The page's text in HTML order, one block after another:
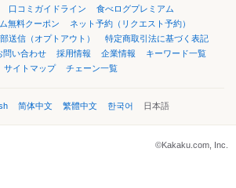
口コミガイドライン
食べログプレミアム
無料クーポン
ネット予約（リクエスト予約）
送信（オプトアウト）
特定商取引法に基づく表記
問い合わせ 採用情報 企業情報
キーワード一覧
サイトマップ
チェーン一覧
简体中文 繁體中文 한국어 日本語
©Kakaku.com, Inc.